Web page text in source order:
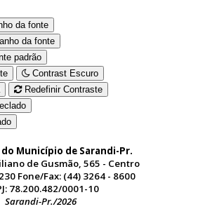
da fonte
da fonte
padrão
Contrast Escuro
Redefinir Contraste
Município de Sarandi-Pr.
de Gusmão, 565 - Centro
Fone/Fax: (44) 3264 - 8600
78.200.482/0001-10
Sarandi-Pr./2026